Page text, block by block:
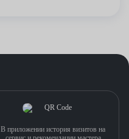
В приложении история визитов на